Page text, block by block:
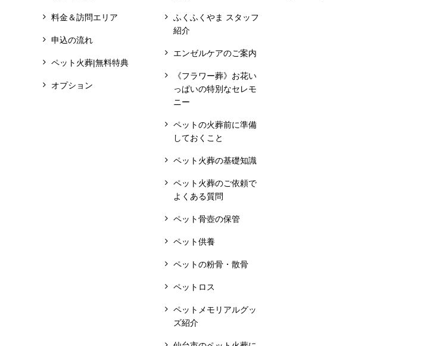
料金＆訪問エリア
申込の流れ
ペット火葬|無料特典
オプション
ふくふくやま スタッフ
紹介
エンゼルケアのご案内
《フラワー葬》お花い
っぱいの特別なセレモ
ニー
ペットの火葬前に準備
しておくこと
ペット火葬の基礎知識
ペット火葬のご依頼で
よくある質問
ペット骨壺の保管
ペット供養
ペットの粉骨・散骨
ペットロス
ペットメモリアルグッ
ズ紹介